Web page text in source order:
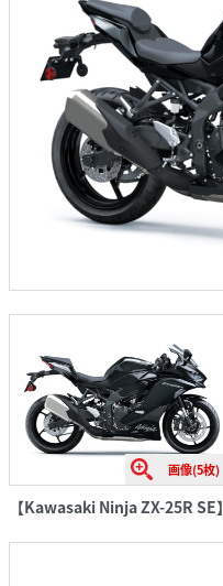
画像(5枚)
【Kawasaki Ninja ZX-25R SE】